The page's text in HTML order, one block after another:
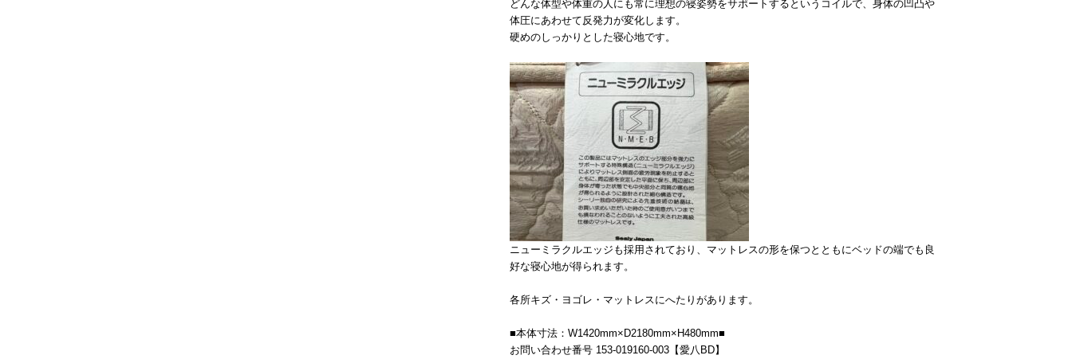
どんな体型や体重の人にも常に理想の寝姿勢をサポートするというコイルで、身体の凹凸や
体圧にあわせて反発力が変化します。
硬めのしっかりとした寝心地です。
ニューミラクルエッジも採用されており、マットレスの形を保つとともにベッドの端でも良
好な寝心地が得られます。
各所キズ・ヨゴレ・マットレスにへたりがあります。
■本体寸法：W1420mm×D2180mm×H480mm■
お問い合わせ番号 153-019160-003【愛八BD】